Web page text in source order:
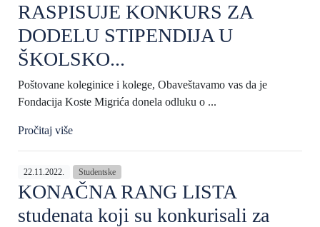
RASPISUJE KONKURS ZA
DODELU STIPENDIJA U
ŠKOLSKO...
Poštovane koleginice i kolege, Obaveštavamo vas da je
Fondacija Koste Migrića donela odluku o ...
Pročitaj više
22.11.2022. Studentske
KONAČNA RANG LISTA
studenata koji su konkurisali za